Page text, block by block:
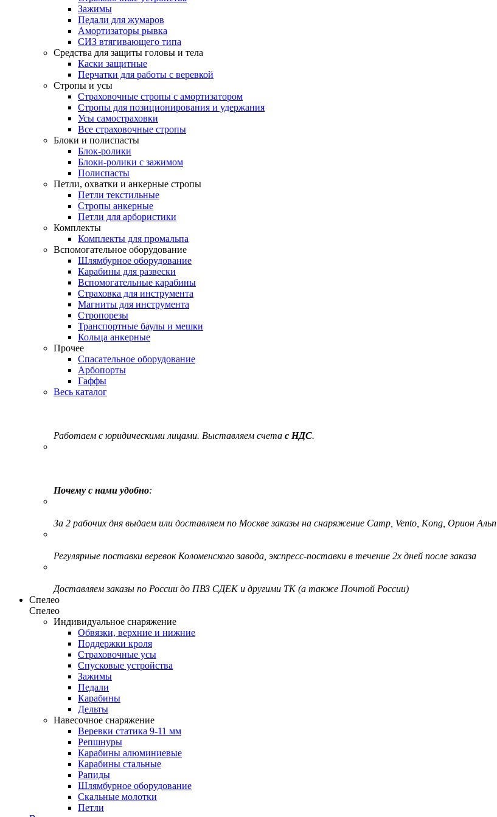
Зажимы
Педали для жумаров
Амортизаторы рывка
СИЗ втягивающего типа
Средства для защиты головы и тела
Каски защитные
Перчатки для работы с веревкой
Стропы и усы
Страховочные стропы с амортизатором
Стропы для позиционирования и удержания
Усы самостраховки
Все страховочные стропы
Блоки и полиспасты
Блок-ролики
Блоки-ролики с зажимом
Полиспасты
Петли, охватки и анкерные стропы
Петли текстильные
Стропы анкерные
Петли для арбористики
Комплекты
Комплекты для промальпа
Вспомогательное оборудование
Шлямбурное оборудование
Карабины для развески
Вспомогательные карабины
Страховка для инструмента
Магниты для инструмента
Стропорезы
Транспортные баулы и мешки
Кольца анкерные
Прочее
Спасательное оборудование
Арбопорты
Гаффы
Весь каталог
Работаем с юридическими лицами. Выставляем счета с НДС.
Почему с нами удобно:
За 2 рабочих дня выдаем или доставляем по Москве заказы на снаряжение Camp, Vento, Kong, Орион Альп
Регулярные поставки веревок Коломенского завода, экспресс-поставки в течение 2х дней после заказа
Доставляем заказы по России до ПВЗ СДЕК и другими ТК (а также Почтой России)
Спелео
Спелео
Индивидуальное снаряжение
Обвязки, верхние и нижние
Поддержки кроля
Страховочные усы
Спусковые устройства
Зажимы
Педали
Карабины
Дельты
Навесочное снаряжение
Веревки статика 9-11 мм
Репшнуры
Карабины алюминиевые
Карабины стальные
Рапиды
Шлямбурное оборудование
Скальные молотки
Петли